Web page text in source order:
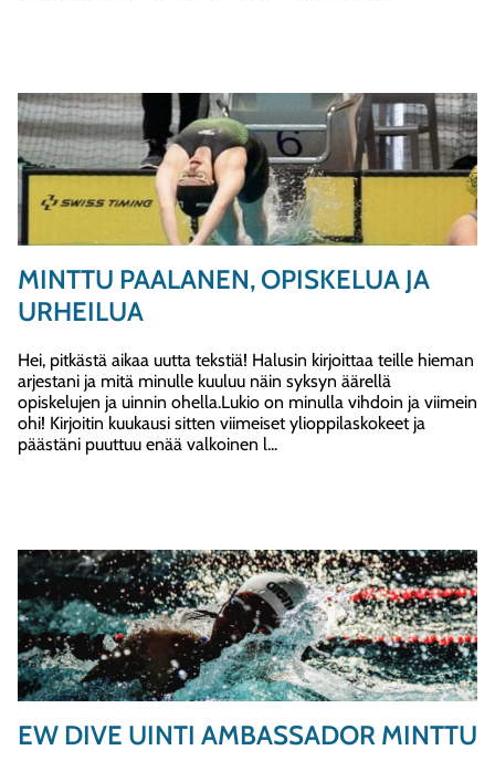
MINTTU PAALANEN, OPISKELUA JA
URHEILUA
Hei, pitkästä aikaa uutta tekstiä! Halusin kirjoittaa teille hieman
arjestani ja mitä minulle kuuluu näin syksyn äärellä
opiskelujen ja uinnin ohella.Lukio on minulla vihdoin ja viimein
ohi! Kirjoitin kuukausi sitten viimeiset ylioppilaskokeet ja
päästäni puuttuu enää valkoinen l...
EW DIVE UINTI AMBASSADOR MINTTU